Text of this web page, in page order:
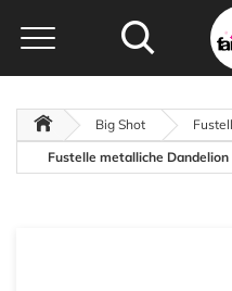
Big Shot
Fustelle metalliche Dandelion